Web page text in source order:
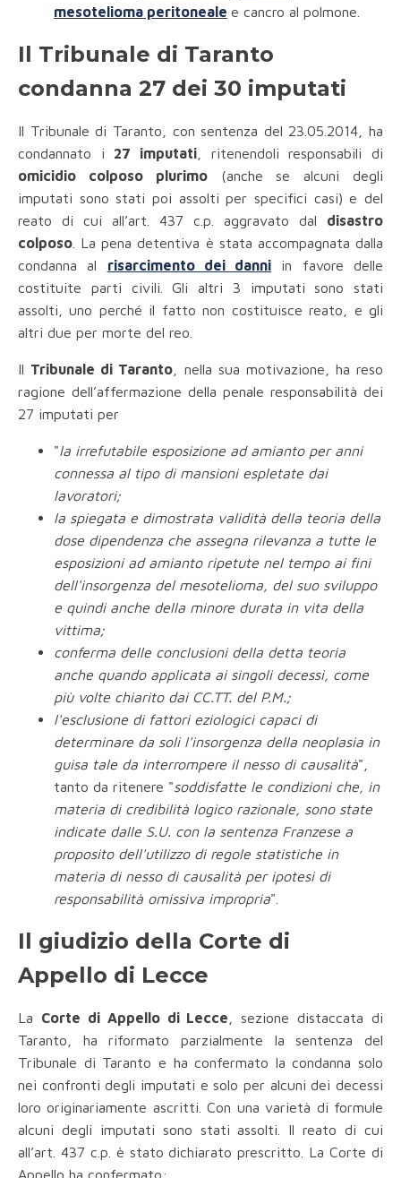
mesotelioma peritoneale e cancro al polmone.
Il Tribunale di Taranto
condanna 27 dei 30 imputati
Il Tribunale di Taranto, con sentenza del 23.05.2014, ha
condannato i 27 imputati , ritenendoli responsabili di
omicidio colposo plurimo(anche se alcuni degli
imputati sono stati poi assolti per specifici casi) e del
reato di cui all’art. 437 c.p. aggravato dal disastro
colposo . La pena detentiva è stata accompagnata dalla
condanna al risarcimento dei danni in favore delle
costituite parti civili. Gli altri 3 imputati sono stati
assolti, uno perché il fatto non costituisce reato, e gli
altri due per morte del reo.
Il Tribunale di Taranto , nella sua motivazione, ha reso
ragione dell’affermazione della penale responsabilità dei
27 imputati per
"la irrefutabile esposizione ad amianto per anni
connessa al tipo di mansioni espletate dai
lavoratori;
la spiegata e dimostrata validità della teoria della
dose dipendenza che assegna rilevanza a tutte le
esposizioni ad amianto ripetute nel tempo ai fini
dell'insorgenza del mesotelioma, del suo sviluppo
e quindi anche della minore durata in vita della
vittima;
conferma delle conclusioni della detta teoria
anche quando applicata ai singoli decessi, come
più volte chiarito dai CC.TT. del P.M.;
l'esclusione di fattori eziologici capaci di
determinare da soli l'insorgenza della neoplasia in
guisa tale da interrompere il nesso di causalità",
tanto da ritenere "soddisfatte le condizioni che, in
materia di credibilità logico razionale, sono state
indicate dalle S.U. con la sentenza Franzese a
proposito dell'utilizzo di regole statistiche in
materia di nesso di causalità per ipotesi di
responsabilità omissiva impropria".
Il giudizio della Corte di
Appello di Lecce
La Corte di Appello di Lecce , sezione distaccata di
Taranto, ha riformato parzialmente la sentenza del
Tribunale di Taranto e ha confermato la condanna solo
nei confronti degli imputati e solo per alcuni dei decessi
loro originariamente ascritti. Con una varietà di formule
alcuni degli imputati sono stati assolti. Il reato di cui
all’art. 437 c.p. è stato dichiarato prescritto. La Corte di
Appello ha confermato: